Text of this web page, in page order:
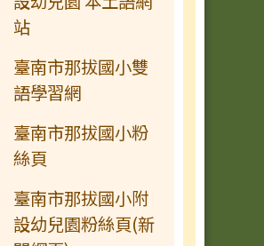
站
臺南市那拔國小雙
語學習網
臺南市那拔國小粉
絲頁
臺南市那拔國小附
設幼兒園粉絲頁(新